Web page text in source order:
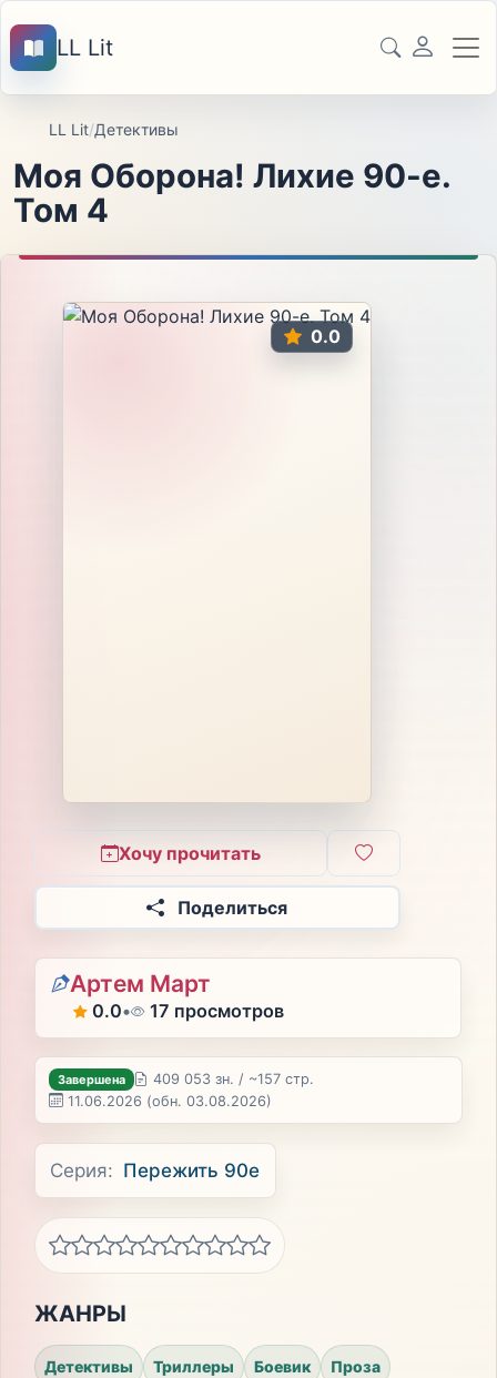
LL Lit
LL Lit/Детективы
Моя Оборона! Лихие 90-е.
Том 4
0.0
Хочу прочитать
Поделиться
Артем Март
0.0• 17 просмотров
Завершена
409 053 зн. / ~157 стр.
11.06.2026 (обн. 03.08.2026)
Серия: Пережить 90е
ЖАНРЫ
Детективы Триллеры Боевик Проза